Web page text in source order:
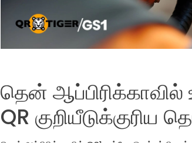
தென் ஆப்பிரிக்காவில்
QR குறியீடுக்குரிய